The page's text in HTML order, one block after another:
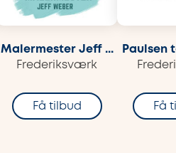
Malermester Jeff ...
Frederiksværk
Få tilbud
Paulsen
Få